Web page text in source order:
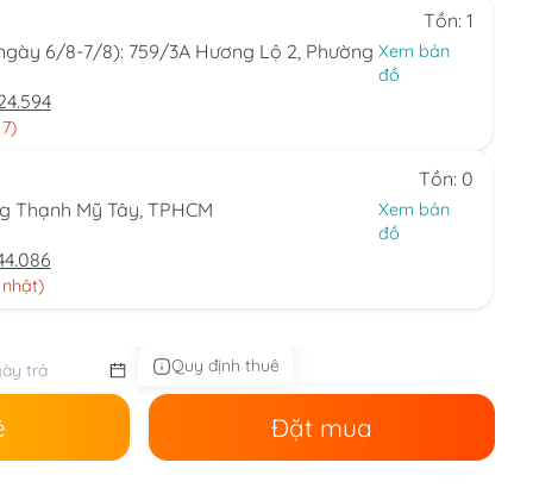
Tồn: 1
6/8-7/8): 759/3A Hương Lộ 2, Phường Xem bản
đồ
Tồn: 0
Thạnh Mỹ Tây, TPHCM
Xem bản
đồ
Quy định thuê
Đặt mua